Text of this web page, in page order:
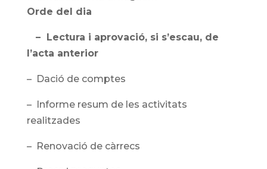
Orde del dia
– Lectura i aprovació, si s’escau, de
l’acta anterior
– Dació de comptes
– Informe resum de les activitats
realitzades
– Renovació de càrrecs